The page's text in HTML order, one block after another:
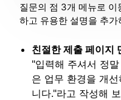
질문의 점 3개 메뉴로 이
하고 유용한 설명을 추가
친절한 제출 페이지
"입력해 주셔서 정
은 업무 환경을 개
니다."라고 작성해